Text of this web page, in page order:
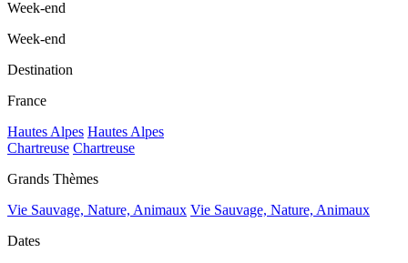
Week-end
Week-end
Destination
France
Hautes Alpes Hautes Alpes
Chartreuse Chartreuse
Grands Thèmes
Vie Sauvage, Nature, Animaux Vie Sauvage, Nature, Animaux
Dates